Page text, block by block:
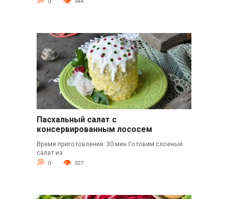
Пасхальный салат с
консервированным лососем
Время приготовления: 30 мин Готовим слоеный
салат из
0 327